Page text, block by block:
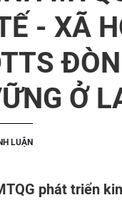
- XÃ
Ở
LUẬN
phát triển